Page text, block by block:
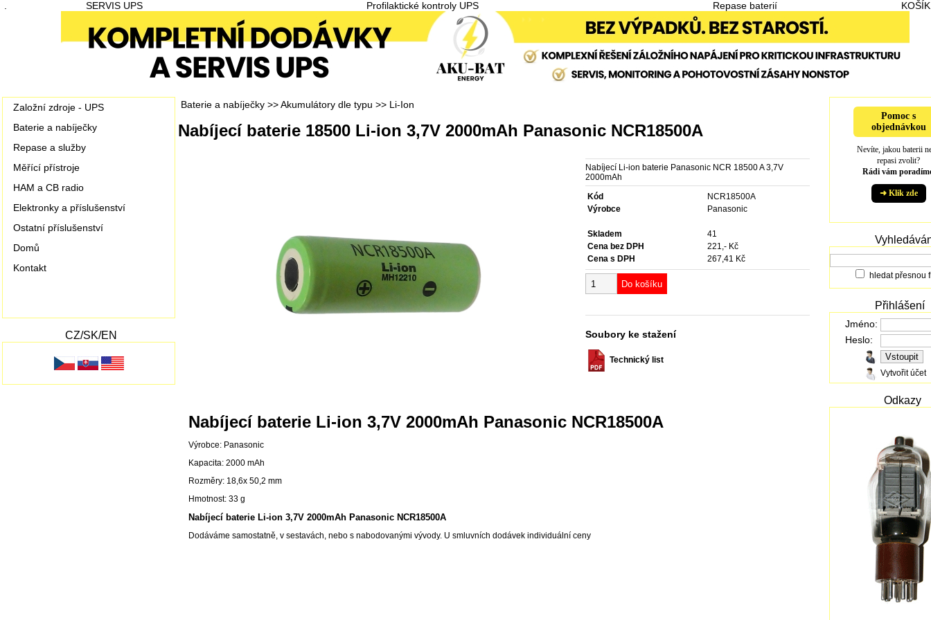
SERVIS UPS Profilaktické kontroly UPS Repase baterií KOŠÍK
Založní zdroje - UPS
Baterie a nabíječky
Repase a služby
Měřící přístroje
HAM a CB radio
Elektronky a příslušenství
Ostatní příslušenství
Domů
Kontakt
CZ/SK/EN
Baterie a nabíječky>>Akumulátory dle typu >> Li-Ion
Nabíjecí baterie 18500 Li-ion 3,7V 2000mAh Panasonic NCR18500A
Nabíjecí Li-ion baterie Panasonic NCR 18500 A 3,7V
2000mAh
Kód
NCR18500A
Výrobce
Panasonic
Skladem
41
Cena bez DPH
221,- Kč
Cena s DPH
267,41 Kč
Do košíku
Soubory ke stažení
Technický list
Nabíjecí baterie Li-ion 3,7V 2000mAh Panasonic NCR18500A
Výrobce: Panasonic
Kapacita: 2000 mAh
Rozměry: 18,6x 50,2 mm
Hmotnost: 33 g
Nabíjecí baterie Li-ion 3,7V 2000mAh Panasonic NCR18500A
Dodáváme samostatně, v sestavách, nebo s nabodovanými vývody. U smluvních dodávek individuální ceny
Pomoc s
objednávkou
Nevíte, jakou baterii
repasi zvolit?
Rádi vám
➜ Klik zde
hledat přesnou
Přihlášení
Jméno:
Heslo:
Vytvořit účet
Odkazy